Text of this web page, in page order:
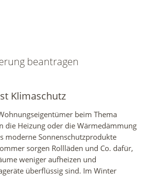
beantragen
Klimaschutz
beim Thema
die Heizung oder die Wärmedämmung
moderne Sonnenschutzprodukte
sorgen Rollläden und Co. dafür,
weniger aufheizen und
überflüssig sind. Im Winter